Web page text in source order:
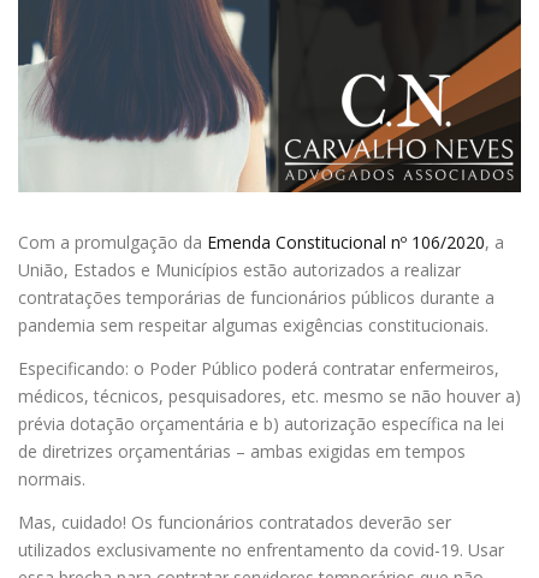
Com a promulgação da Emenda Constitucional nº 106/2020, a
União, Estados e Municípios estão autorizados a realizar
contratações temporárias de funcionários públicos durante a
pandemia sem respeitar algumas exigências constitucionais.
Especificando: o Poder Público poderá contratar enfermeiros,
médicos, técnicos, pesquisadores, etc. mesmo se não houver a)
prévia dotação orçamentária e b) autorização específica na lei
de diretrizes orçamentárias – ambas exigidas em tempos
normais.
Mas, cuidado! Os funcionários contratados deverão ser
utilizados exclusivamente no enfrentamento da covid-19. Usar